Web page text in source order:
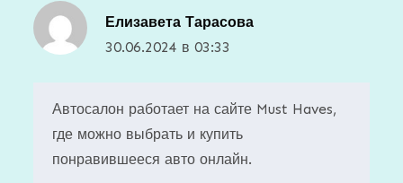
Елизавета Тарасова
30.06.2024 в 03:33
Автосалон работает на сайте Must Haves,
где можно выбрать и купить
понравившееся авто онлайн.